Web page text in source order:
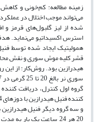
زمینه مطالعه: کم‌خونی و
می‌تواند موجب اختلال در
شده از لیز گلبول‌های قرمز و
استرس اکسیداتیو می‌نماید.
همولیتیک ایجاد شده توسط
قشر کلیه موش سوری و نقش
گروه اول کنترل، دریافت